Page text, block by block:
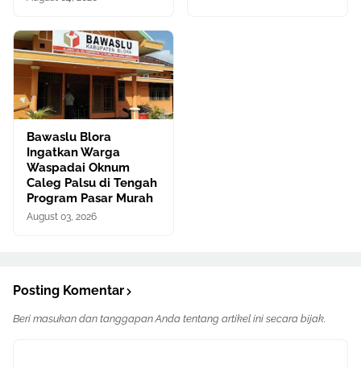
Bawaslu Blora
Ingatkan Warga
Waspadai Oknum
Caleg Palsu di Tengah
Program Pasar Murah
August 03, 2026
Posting Komentar
Beri masukan dan tanggapan Anda tentang artikel ini secara bijak.